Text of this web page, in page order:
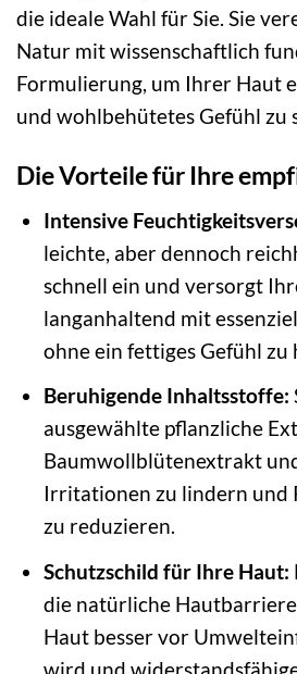
die ideale Wahl für Sie. Sie
Natur mit wissenschaftlich
Formulierung, um Ihrer Haut
und wohlbehütetes Gefühl zu
Die Vorteile für Ihre
Intensive
leichte, aber dennoch
schnell ein und versorgt
langanhaltend mit
ohne ein fettiges Gefühl zu
Beruhigende Inhaltsstoffe:
ausgewählte pflanzliche
Baumwollblütenextrakt
Irritationen zu lindern und
zu reduzieren.
Schutzschild für Ihre Haut:
die natürliche
Haut besser vor
wird und